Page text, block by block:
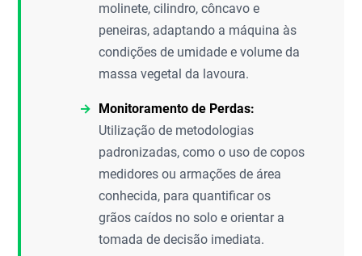
molinete, cilindro, côncavo e
peneiras, adaptando a máquina às
condições de umidade e volume da
massa vegetal da lavoura.
Monitoramento de Perdas:
Utilização de metodologias
padronizadas, como o uso de copos
medidores ou armações de área
conhecida, para quantificar os
grãos caídos no solo e orientar a
tomada de decisão imediata.